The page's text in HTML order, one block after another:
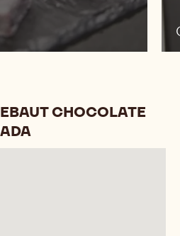
CHOCOLATE